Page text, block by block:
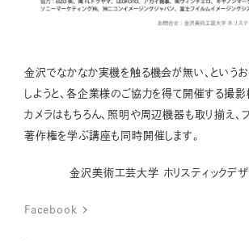
金沢でなかなか実機を触る機会が無い、という
しようと、各企業様のご協力を得て開催する撮
カメラはもちろん、照明や周辺機器も取り揃え、
著作権を学ぶ講座も同時開催します。
金沢美術工芸大学 ホリスティックデ
Facebook